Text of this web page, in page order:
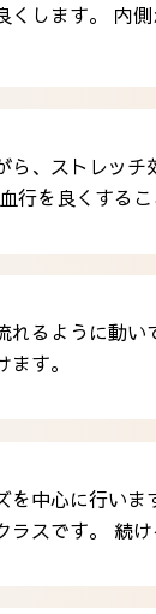
くします。 内
ら、ストレッ
行を良くする
れるように動
す。
を中心に行い
スです。 続